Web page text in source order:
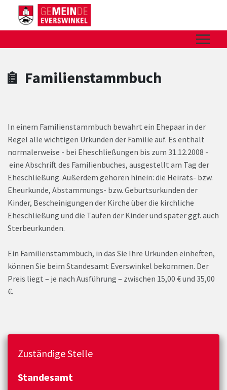
Zum Header
Zum Hauptinhalt
Zum Footer
Zum Hauptinhalt springen
Familienstammbuch
In einem Familienstammbuch bewahrt ein Ehepaar in der
Regel alle wichtigen Urkunden der Familie auf. Es enthält
normalerweise - bei Eheschließungen bis zum 31.12.2008 -
eine Abschrift des Familienbuches, ausgestellt am Tag der
Eheschließung. Außerdem gehören hinein: die Heirats- bzw.
Eheurkunde, Abstammungs- bzw. Geburtsurkunden der
Kinder, Bescheinigungen der Kirche über die kirchliche
Eheschließung und die Taufen der Kinder und später ggf. auch
Sterbeurkunden.
Ein Familienstammbuch, in das Sie Ihre Urkunden einheften,
können Sie beim Standesamt Everswinkel bekommen. Der
Preis liegt – je nach Ausführung – zwischen 15,00 € und 35,00
€.
Zuständige Stelle
Standesamt